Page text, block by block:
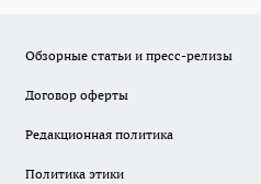
Обзорные статьи и пресс-релизы
Договор оферты
Редакционная политика
Политика этики